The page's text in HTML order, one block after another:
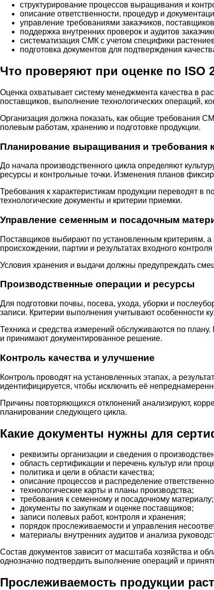
структурирование процессов выращивания и
описание ответственности, процедур и
управление требованиями заказчиков,
поддержка внутренних проверок и аудитов
систематизация СМК с учетом специфики
подготовка документов для подтверждения
Что проверяют при оценке по ISO
Оценка охватывает систему менеджмента качества в
поставщиков, выполнение технологических операций,
Организация должна показать, как общие требования
полевым работам, хранению и подготовке продукции.
Планирование выращивания и требования
До начала производственного цикла определяют
ресурсы и контрольные точки. Изменения планов
Требования к характеристикам продукции переводят в
технологические документы и критерии приемки.
Управление семенным и посадочным
Поставщиков выбирают по установленным критериям,
происхождении, партии и результатах входного
Условия хранения и выдачи должны предупреждать
Производственные операции и ресурсы
Для подготовки почвы, посева, ухода, уборки и
записи. Критерии выполнения учитывают особенности
Техника и средства измерений обслуживаются по
и принимают документированное решение.
Контроль качества и улучшение
Контроль проводят на установленных этапах, а
идентифицируется, чтобы исключить её
Причины повторяющихся отклонений анализируют,
планировании следующего цикла.
Какие документы нужны для
реквизиты организации и сведения о
область сертификации и перечень культур или
политика и цели в области качества;
описание процессов и распределение
технологические карты и планы производства;
требования к семенному и посадочному материалу;
документы по закупкам и оценке поставщиков;
записи полевых работ, контроля и хранения;
порядок прослеживаемости и управления
материалы внутренних аудитов и анализа
Состав документов зависит от масштаба хозяйства и
однозначно подтвердить выполнение операций и
Прослеживаемость продукции